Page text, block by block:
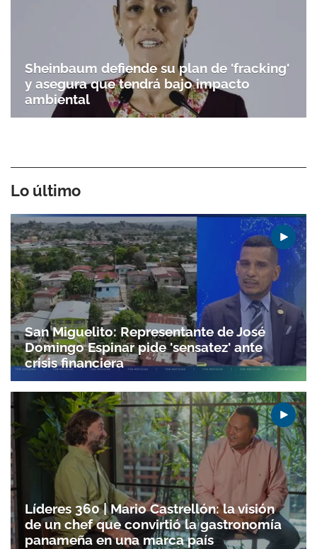
Sheinbaum defiende su plan de 'fracking'
y asegura que tendrá bajo impacto
ambiental
Lo último
San Miguelito: Representante de José
Domingo Espinar pide 'sensatez' ante
crisis financiera
Líderes 360 | Mario Castrellón: la visión
de un chef que convirtió la gastronomía
panameña en una marca país